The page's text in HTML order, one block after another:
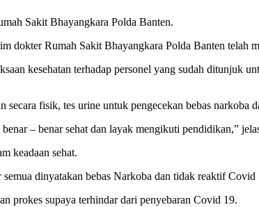
Sakit Bhayangkara Polda Banten.
dokter Rumah Sakit Bhayangkara Polda Banten telah
kesehatan terhadap personel yang sudah
fisik, tes urine untuk pengecekan bebas narkoba
– benar sehat dan layak mengikuti pendidikan,”
keadaan sehat.
dinyatakan bebas Narkoba dan tidak reaktif
prokes supaya terhindar dari penyebaran Covid 19.